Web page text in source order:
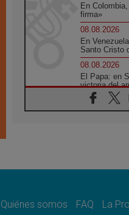
En
firma»
08.08.2026
En
Santo Cristo
08.08.2026
El Papa: en
victoria del
08.08.2026
León XIV
07.08.2026
07.08.2026
Quiénes somos FAQ La